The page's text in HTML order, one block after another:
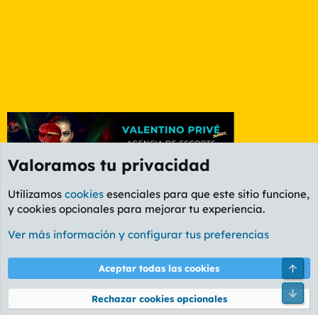
Foro General
Cookies
PL OLDSTYLE AMARILLO
Términos y reglas Política de privacidad Ayuda
Community platform by XenForo® © 2010-2026 XenForo Ltd.
Valoramos tu privacidad
Utilizamos cookies esenciales para que este sitio funcione,
y cookies opcionales para mejorar tu experiencia.
Ver más información y configurar tus preferencias
Aceptar todas las cookies
Rechazar cookies opcionales
Pie